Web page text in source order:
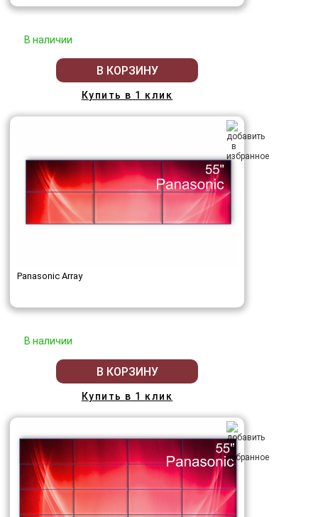
В наличии
В КОРЗИНУ
Купить в 1 клик
Panasonic Array
В наличии
В КОРЗИНУ
Купить в 1 клик